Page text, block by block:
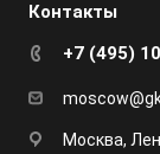
Контакты
+7 (495)
Москва,